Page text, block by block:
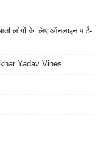
लोगों के लिए ऑनलाइन पार्ट-
Yadav Vines